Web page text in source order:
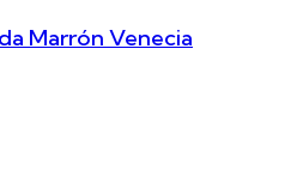
Marrón Venecia